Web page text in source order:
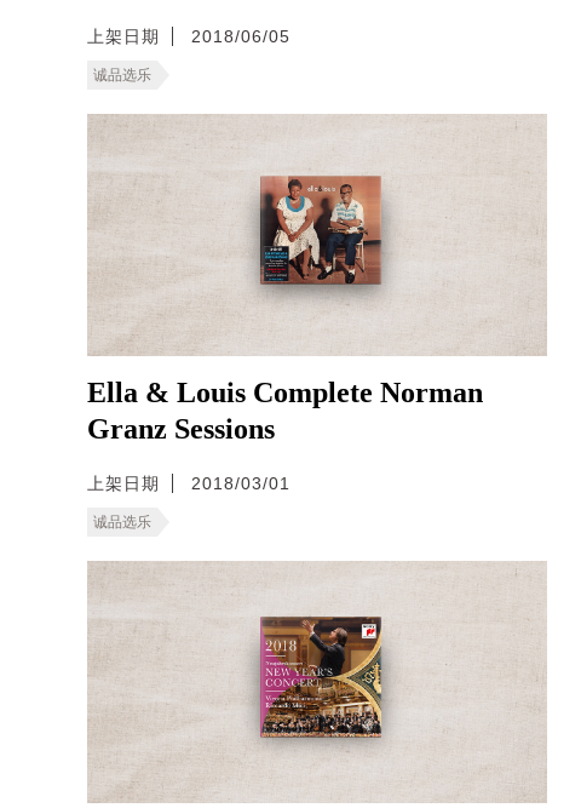
上架日期 2018/06/05
诚品选乐
Ella & Louis Complete Norman
Granz Sessions
上架日期 2018/03/01
诚品选乐